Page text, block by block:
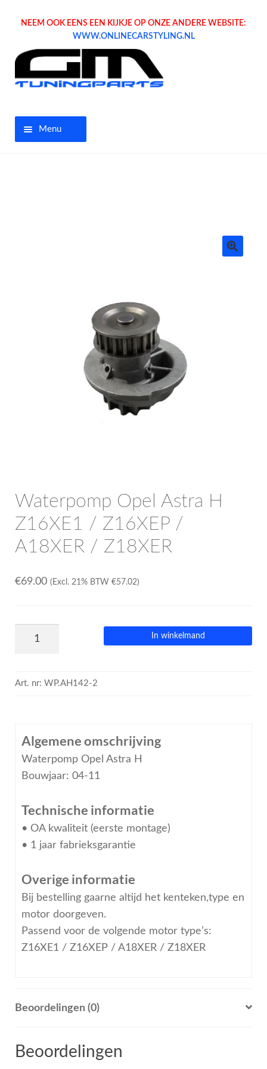
NEEM OOK EENS EEN KIJKJE OP ONZE ANDERE WEBSITE:
WWW.ONLINECARSTYLING.NL
Menu
Bedrijfswagen parts
Inloggen / Registreren
Waterpomp Opel Astra H
Z16XE1 / Z16XEP /
A18XER / Z18XER
€69.00 (Excl. 21% BTW €57.02)
In winkelmand
Art. nr: WP.AH142-2
Algemene omschrijving
Waterpomp Opel Astra H
Bouwjaar: 04-11
Technische informatie
• OA kwaliteit (eerste montage)
• 1 jaar fabrieksgarantie
Overige informatie
Bij bestelling gaarne altijd het kenteken,type en
motor doorgeven.
Passend voor de volgende motor type’s:
Z16XE1 / Z16XEP / A18XER / Z18XER
Beoordelingen (0)
Beoordelingen